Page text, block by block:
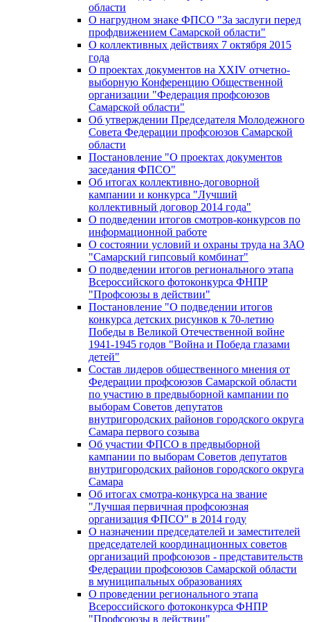
области
О нагрудном знаке ФПСО "За заслуги перед
профдвижением Самарской области"
О коллективных действиях 7 октября 2015
года
О проектах документов на XXIV отчетно-
выборную Конференцию Общественной
организации "Федерация профсоюзов
Самарской области"
Об утверждении Председателя Молодежного
Совета Федерации профсоюзов Самарской
области
Постановление "О проектах документов
заседания ФПСО"
Об итогах коллективно-договорной
кампании и конкурса "Лучший
коллективный договор 2014 года"
О подведении итогов смотров-конкурсов по
информационной работе
О состоянии условий и охраны труда на ЗАО
"Самарский гипсовый комбинат"
О подведении итогов регионального этапа
Всероссийского фотоконкурса ФНПР
"Профсоюзы в действии"
Постановление "О подведении итогов
конкурса детских рисунков к 70-летию
Победы в Великой Отечественной войне
1941-1945 годов "Война и Победа глазами
детей"
Состав лидеров общественного мнения от
Федерации профсоюзов Самарской области
по участию в предвыборной кампании по
выборам Советов депутатов
внутригородских районов городского округа
Самара первого созыва
Об участии ФПСО в предвыборной
кампании по выборам Советов депутатов
внутригородских районов городского округа
Самара
Об итогах смотра-конкурса на звание
"Лучшая первичная профсоюзная
организация ФПСО" в 2014 году
О назначении председателей и заместителей
председателей координационных советов
организаций профсоюзов - представительств
Федерации профсоюзов Самарской области
в муниципальных образованиях
О проведении регионального этапа
Всероссийского фотоконкурса ФНПР
"Профсоюзы в действии"